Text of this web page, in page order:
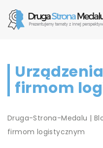
firmom
Druga-Strona-Medalu |
firmom logistycznym